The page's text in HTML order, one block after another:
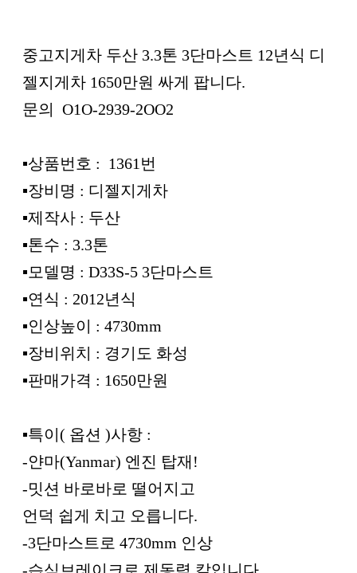
본문
중고지게차 두산 3.3톤 3단마스트 12년식 디
젤지게차 1650만원 싸게 팝니다.
문의 O1O-2939-2OO2
▪︎상품번호 : 1361번
▪︎장비명 : 디젤지게차
▪︎제작사 : 두산
▪︎톤수 : 3.3톤
▪︎모델명 : D33S-5 3단마스트
▪︎연식 : 2012년식
▪︎인상높이 : 4730mm
▪︎장비위치 : 경기도 화성
▪︎판매가격 : 1650만원
▪︎특이( 옵션 )사항 :
-얀마(Yanmar) 엔진 탑재!
-밋션 바로바로 떨어지고
언덕 쉽게 치고 오릅니다.
-3단마스트로 4730mm 인상
-습식브레이크로 제동력 칼입니다.